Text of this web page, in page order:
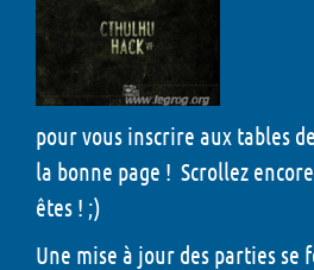
pour vous inscrire aux tables
la bonne page ! Scrollez
êtes ! ;)
Une mise à jour des parties se